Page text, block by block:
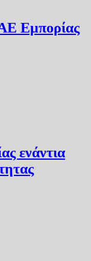
Εμπορίας
ενάντια